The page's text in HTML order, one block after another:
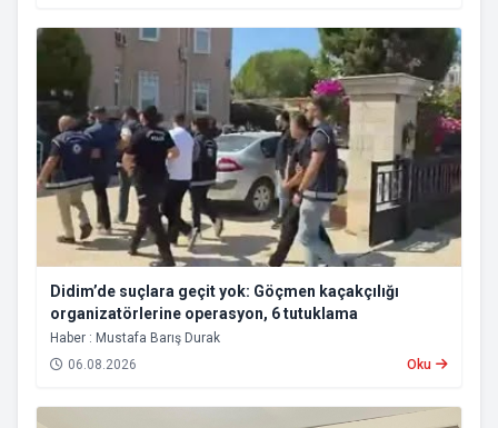
Didim’de suçlara geçit yok: Göçmen kaçakçılığı
organizatörlerine operasyon, 6 tutuklama
Haber : Mustafa Barış Durak
06.08.2026
Oku